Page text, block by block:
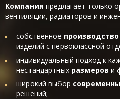
Компания предлагает только
вентиляции, радиаторов и
собственное производство
изделий с первоклассной
индивидуальный подход к
нестандартных размеров и
широкий выбор
решений;